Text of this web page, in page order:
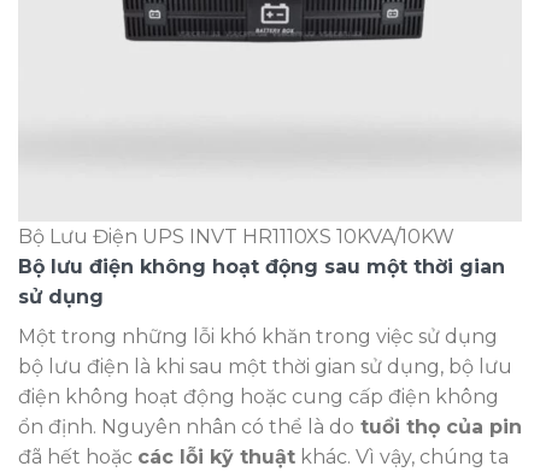
Bộ Lưu Điện UPS INVT HR1110XS 10KVA/10KW
Bộ lưu điện không hoạt động sau một thời gian
sử dụng
Một trong những lỗi khó khăn trong việc sử dụng
bộ lưu điện là khi sau một thời gian sử dụng, bộ lưu
điện không hoạt động hoặc cung cấp điện không
ổn định. Nguyên nhân có thể là do tuổi thọ của pin
đã hết hoặc các lỗi kỹ thuật khác. Vì vậy, chúng ta